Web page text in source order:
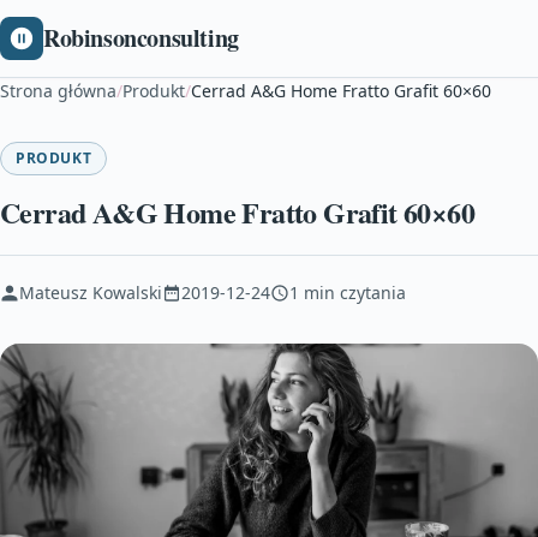
Robinsonconsulting
Strona główna/Produkt/Cerrad A&G Home Fratto Grafit 60×60
PRODUKT
Cerrad A&G Home Fratto Grafit 60×60
Mateusz Kowalski 2019-12-24 1 min czytania